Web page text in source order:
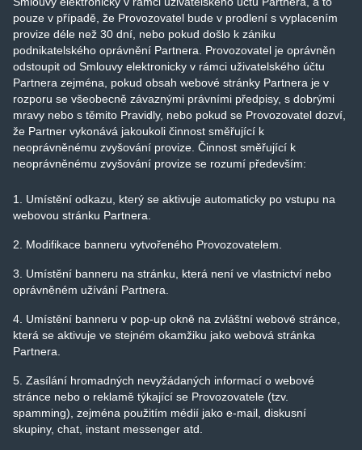
pouze v případě, že Provozovatel bude v prodlení s vyplacením
provize déle než 30 dní, nebo pokud došlo k zániku
podnikatelského oprávnění Partnera. Provozovatel je oprávněn
odstoupit od Smlouvy elektronicky v rámci uživatelského účtu
Partnera zejména, pokud obsah webové stránky Partnera je v
rozporu se všeobecně závaznými právními předpisy, s dobrými
mravy nebo s těmito Pravidly, nebo pokud se Provozovatel dozví,
že Partner vykonává jakoukoli činnost směřující k
neoprávněnému zvyšování provize. Činnost směřující k
neoprávněnému zvyšování provize se rozumí především:
1. Umístění odkazu, který se aktivuje automaticky po vstupu na
webovou stránku Partnera.
2. Modifikace banneru vytvořeného Provozovatelem.
3. Umístění banneru na stránku, která není ve vlastnictví nebo
oprávněném užívání Partnera.
4. Umístění banneru v pop-up okně na zvláštní webové stránce,
která se aktivuje ve stejném okamžiku jako webová stránka
Partnera.
5. Zasílání hromadných nevyžádaných informací o webové
stránce nebo o reklamě týkající se Provozovatele (tzv.
spamming), zejména použitím médií jako e-mail, diskusní
skupiny, chat, instant messenger atd.